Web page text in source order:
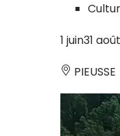
1 juin31 août
PIEUSSE